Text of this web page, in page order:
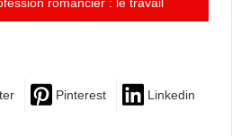
Pinterest Linkedin